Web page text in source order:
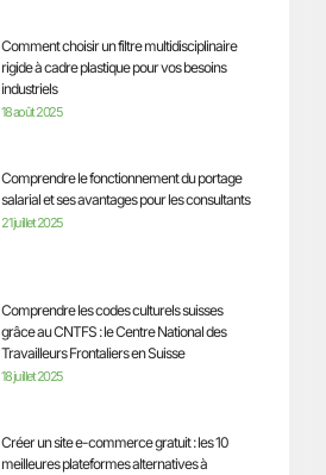
Comment choisir un filtre multidisciplinaire
rigide à cadre plastique pour vos besoins
industriels
18 août 2025
Comprendre le fonctionnement du portage
salarial et ses avantages pour les consultants
21 juillet 2025
Comprendre les codes culturels suisses
grâce au CNTFS : le Centre National des
Travailleurs Frontaliers en Suisse
18 juillet 2025
Créer un site e-commerce gratuit : les 10
meilleures plateformes alternatives à